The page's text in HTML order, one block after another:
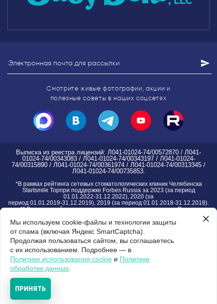
Мы используем cookie-файлы и технологии защиты
от спама (включая Яндекс SmartCaptcha).
Продолжая пользоваться сайтом, вы соглашаетесь
с их использованием. Подробнее — в
Политике использования cookie и Политике
обработки данных
ПРИНЯТЬ
Смотрите живые фотографии, акции и
полезные советы в наших соцсетях
Выписка из реестра лицензий: Л041-01024-74/00572870 / Л041-
01024-74/00343083 / Л041-01024-74/00343197 / Л041-01024-
74/00315890 / Л041-01024-74/00361974 / Л041-01024-74/00313345 /
Л041-01024-74/00735853.
*В рамках рейтинга сетевых стоматологических клиник Челябинска
Startsmile Topпри поддержке Forbes Russia за 2023 (за период
01.01.2022-31.12.2022), 2020 (за
период 01.01.2019-31.12.2019), 2019 (за период 01.01.2018-31.12.2018).
** В рамках рейтинга частных стоматологических клиник России
01.01.2023-31.12.2023)
*** В рамках рейтинга Startsmile детских стоматологических клиник
Челябинска за 2021
Правовая информация группы клиник | Пользовательское соглашение |
для слабовидящих